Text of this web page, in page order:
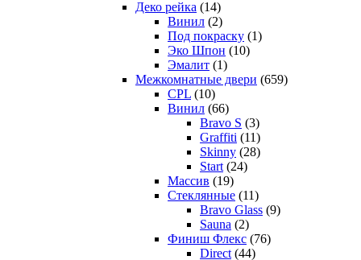
Деко рейка (14)
Винил (2)
Под покраску (1)
Эко Шпон (10)
Эмалит (1)
Межкомнатные двери (659)
CPL (10)
Винил (66)
Bravo S (3)
Graffiti (11)
Skinny (28)
Start (24)
Массив (19)
Стеклянные (11)
Bravo Glass (9)
Sauna (2)
Финиш Флекс (76)
Direct (44)